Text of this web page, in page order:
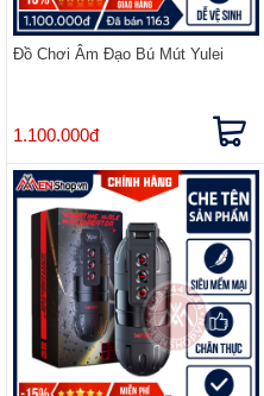
Đồ Chơi Âm Đạo Bú Mút Yulei
1.100.000đ